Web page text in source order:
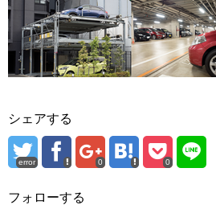
シェアする
error 0 0
フォローする